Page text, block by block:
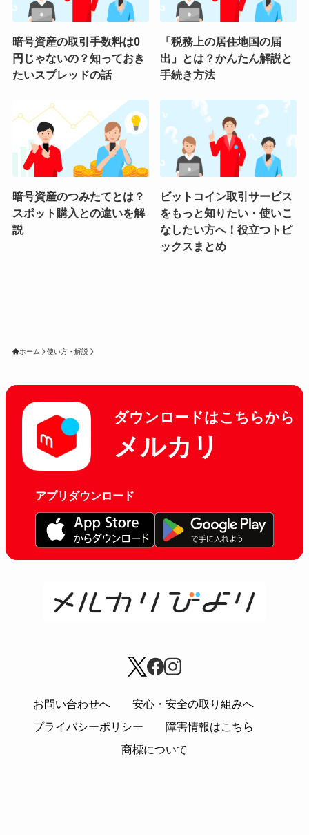
暗号資産の取引手数料は0
円じゃないの？知っておき
たいスプレッドの話
「税務上の居住地国の届
出」とは？かんたん解説と
手続き方法
暗号資産のつみたてとは？
スポット購入との違いを解
説
ビットコイン取引サービス
をもっと知りたい・使いこ
なしたい方へ！役立つトピ
ックスまとめ
ホーム 使い方・解説
ダウンロードはこちらから
メルカリ
アプリダウンロード
お問い合わせへ
安心・安全の取り組みへ
プライバシーポリシー
障害情報はこちら
商標について